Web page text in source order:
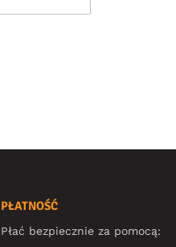
PŁATNOŚĆ
Płać bezpiecznie za pomocą: